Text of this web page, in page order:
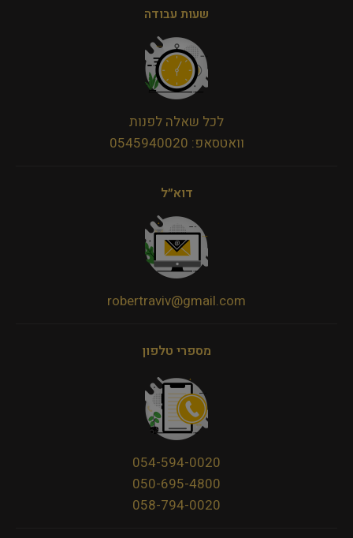
שעות עבודה
לכל שאלה לפנות
וואטסאפ: 0545940020
דוא״ל
robertraviv@gmail.com
מספרי טלפון
054-594-0020
050-695-4800
058-794-0020